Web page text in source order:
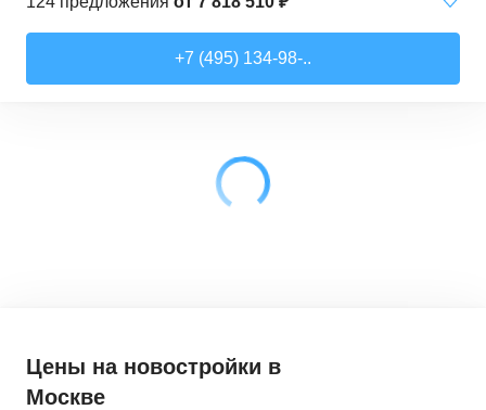
+7 (495) 134-98-..
Цены на новостройки в
Москве